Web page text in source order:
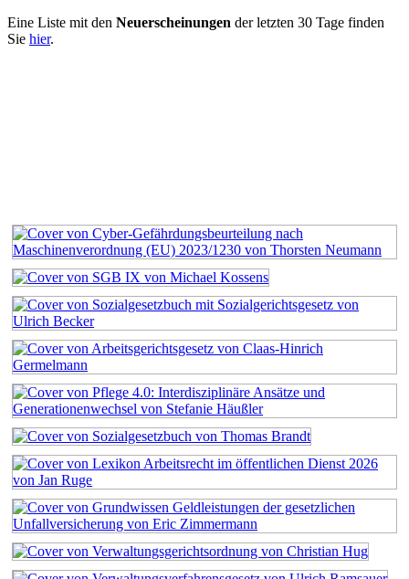
Eine Liste mit den Neuerscheinungen der letzten 30 Tage finden
Sie hier.